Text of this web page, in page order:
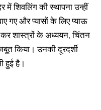
में शिवलिंग की स्थापना उन्हीं
गए और प्यासों के लिए प्याऊ
कर शास्त्रों के अध्ययन, चिंतन
किया। उनकी दूरदर्शी
हुई है।